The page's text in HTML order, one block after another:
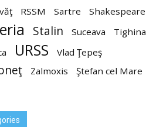
RSSM Sartre Shakespeare
Stalin Suceava
Tighina
URSS Vlad Ţepeş
Zalmoxis Ştefan cel Mare